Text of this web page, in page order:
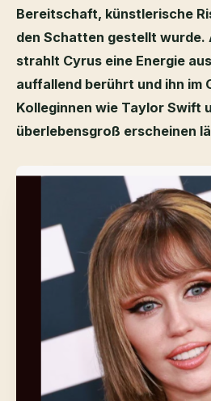
Bereitschaft, künstlerische
den Schatten gestellt wurde.
strahlt Cyrus eine Energie
auffallend berührt und ihn im
Kolleginnen wie Taylor Swift
überlebensgroß erscheinen